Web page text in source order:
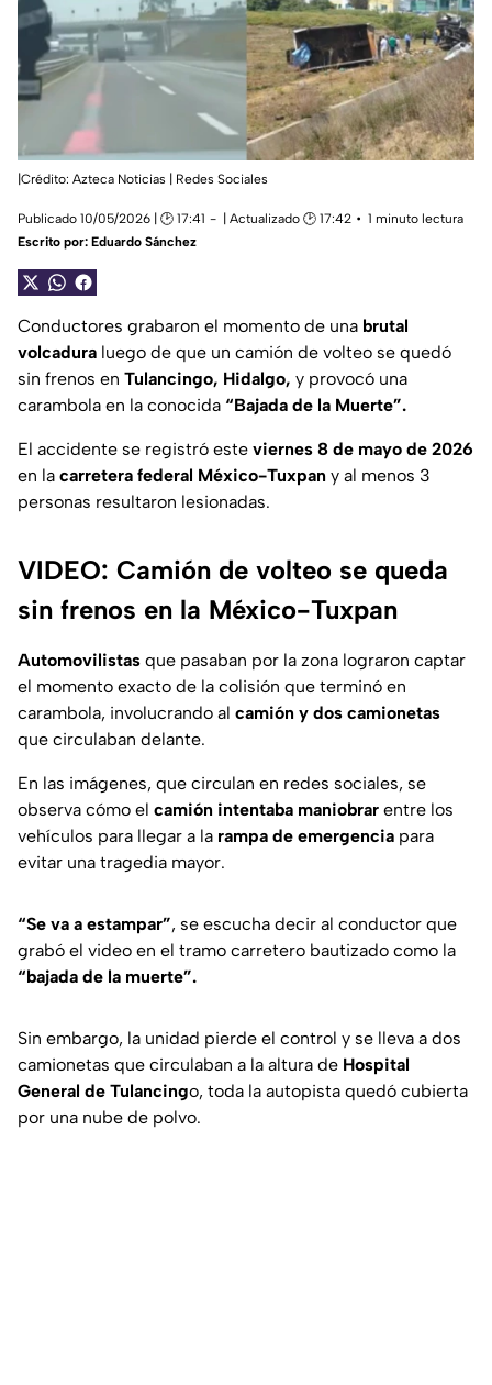
|Crédito: Azteca Noticias | Redes Sociales
Publicado 10/05/2026 | 🕑 17:41 | Actualizado 🕑 17:42
1 minuto lectura
Escrito por: Eduardo Sánchez
Conductores grabaron el momento de una brutal
volcadura luego de que un camión de volteo se quedó
sin frenos en Tulancingo, Hidalgo, y provocó una
carambola en la conocida “Bajada de la Muerte”.
El accidente se registró este viernes 8 de mayo de 2026
en la carretera federal México-Tuxpan y al menos 3
personas resultaron lesionadas.
VIDEO: Camión de volteo se queda
sin frenos en la México-Tuxpan
Automovilistas que pasaban por la zona lograron captar
el momento exacto de la colisión que terminó en
carambola, involucrando al camión y dos camionetas
que circulaban delante.
En las imágenes, que circulan en redes sociales, se
observa cómo el camión intentaba maniobrar entre los
vehículos para llegar a la rampa de emergencia para
evitar una tragedia mayor.
“Se va a estampar”, se escucha decir al conductor que
grabó el video en el tramo carretero bautizado como la
“bajada de la muerte”.
Sin embargo, la unidad pierde el control y se lleva a dos
camionetas que circulaban a la altura de Hospital
General de Tulancingo, toda la autopista quedó cubierta
por una nube de polvo.